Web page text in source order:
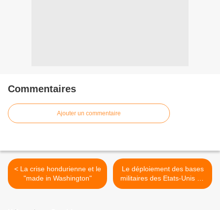
Commentaires
Ajouter un commentaire
< La crise hondurienne et le
"made in Washington"
Le déploiement des bases
militaires des Etats-Unis en
Colombie >